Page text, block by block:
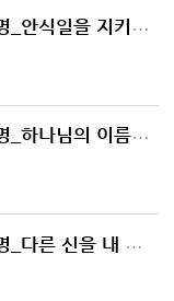
서구 근대 사회의 근간인 십계명_안식일을 지키라의 의미_성경과 정치 23
서구 근대 사회의 근간인 십계명_하나님의 이름을 헛되이 취하지 말라의 의미_성경과 정치 22
서구 근대 사회의 근간인 십계명_다른 신을 내 앞에 두지 말라의 의미_성경과 정치 21